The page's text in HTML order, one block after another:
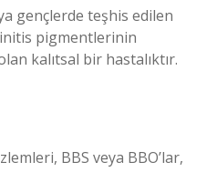
gençlerde teşhis edilen
pigmentlerinin
kalıtsal bir hastalıktır.
BBS veya BBO’lar,